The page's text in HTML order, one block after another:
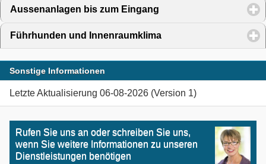
Aussenanlagen bis zum Eingang click to expand
Führhunden und Innenraumklima click to expand
Sonstige Informationen
Letzte Aktualisierung 06-08-2026 (Version 1)
Rufen Sie uns an oder schreiben Sie uns,
wenn Sie weitere Informationen zu unseren
Dienstleistungen benötigen